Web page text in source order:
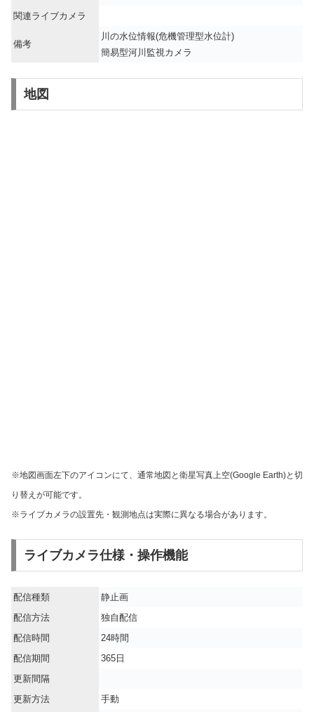
関連ライブカメラ
備考
川の水位情報(危機管理型水位計)
簡易型河川監視カメラ
地図
※地図画面左下のアイコンにて、通常地図と衛星写真上空(Google Earth)と切
り替えが可能です。
※ライブカメラの設置先・観測地点は実際に異なる場合があります。
ライブカメラ仕様・操作機能
配信種類
静止画
配信方法
独自配信
配信時間
24時間
配信期間
365日
更新間隔
更新方法
手動